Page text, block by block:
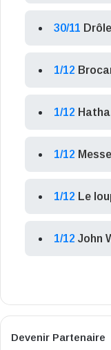
30/11
1/12
1/12
1/12
1/12 Le
1/12 John
Devenir Partenaire